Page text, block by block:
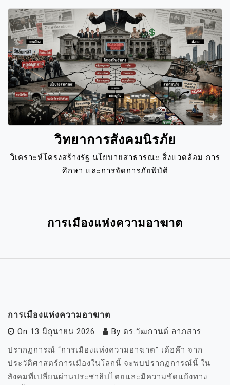
Skip
content
วิทยาการสังคมนิรภัย
วิเคราะห์โครงสร้างรัฐ นโยบายสาธารณะ สิ่งแวดล้อม การ
ศึกษา และการจัดการภัยพิบัติ
การเมืองแห่งความอาฆาต
การเมืองแห่งความอาฆาต
On 13 มิถุนายน 2026 By ดร.วัฒกานต์ ลาภสาร
ปรากฏการณ์ “การเมืองแห่งความอาฆาต” เด้อค๊า จาก
ประวัติศาสตร์การเมืองในโลกนี้ จะพบปรากฏการณ์นี้ ใน
สังคมที่เปลี่ยนผ่านประชาธิปไตยและมีความขัดแย้งทาง